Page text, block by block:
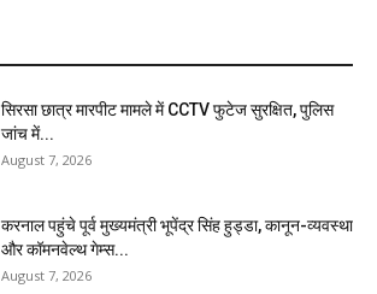
सिरसा छात्र मारपीट मामले में CCTV फुटेज सुरक्षित, पुलिस
जांच में...
August 7, 2026
करनाल पहुंचे पूर्व मुख्यमंत्री भूपेंद्र सिंह हुड्डा, कानून-व्यवस्था
और कॉमनवेल्थ गेम्स...
August 7, 2026